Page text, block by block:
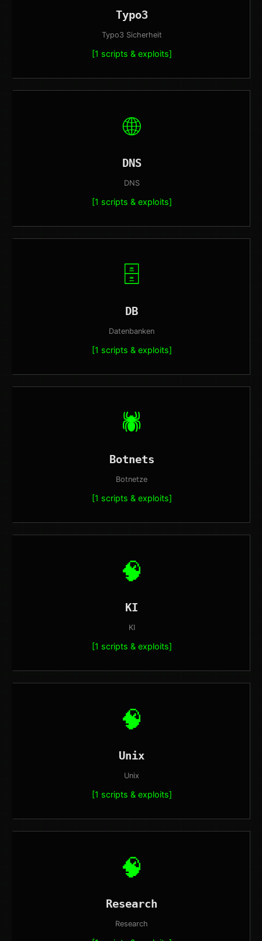
Typo3
Typo3 Sicherheit
[1 scripts & exploits]
🌐
DNS
DNS
[1 scripts & exploits]
🗄️
DB
Datenbanken
[1 scripts & exploits]
🕷️
Botnets
Botnetze
[1 scripts & exploits]
🧠
KI
KI
[1 scripts & exploits]
🧠
Unix
Unix
[1 scripts & exploits]
🧠
Research
Research